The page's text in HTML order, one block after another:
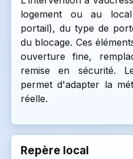
logement ou au local
portail), du type de
du blocage. Ces
ouverture fine,
remise en sécurité.
permet d'adapter la
réelle.
Repère local